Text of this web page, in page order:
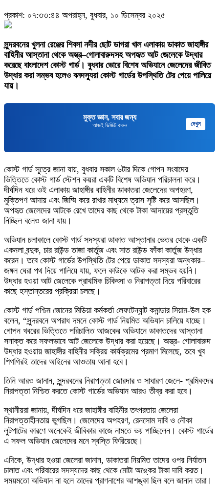
প্রকাশ: ০৭:৩৩:৪৪ অপরাহ্ন, বুধবার, ১০ ডিসেম্বর ২০২৫
সুন্দরবনের খুলনা রেঞ্জের শিবসা নদীর ছোট ডাগরা খাল এলাকায় ডাকাত জাহাঙ্গীর
বাহিনীর আস্তানা থেকে অস্ত্র–গোলাবারুদসহ অপহৃত আট জেলেকে উদ্ধার
করেছে বাংলাদেশ কোস্ট গার্ড। বুধবার ভোরে বিশেষ অভিযানে জেলেদের জীবিত
উদ্ধার করা সম্ভব হলেও বনদস্যুরা কোস্ট গার্ডের উপস্থিতি টের পেয়ে পালিয়ে
যায়।
মুক্ত জ্ঞান, সবার জন্য
আজই ভিজিট করুন দেখুন
কোস্ট গার্ড সূত্রে জানা যায়, বুধবার সকাল ৬টার দিকে গোপন সংবাদের
ভিত্তিতে কোস্ট গার্ড স্টেশন কয়রা একটি বিশেষ অভিযান পরিচালনা করে।
দীর্ঘদিন ধরে ওই এলাকায় জাহাঙ্গীর বাহিনীর ডাকাতরা জেলেদের অপহরণ,
মুক্তিপণ আদায় এবং জিম্মি করে রাখার মাধ্যমে ত্রাস সৃষ্টি করে আসছিল।
অপহৃত জেলেদের আটকে রেখে তাদের কাছ থেকে টাকা আদায়ের প্রস্তুতি
নিচ্ছিল বলেও জানা যায়।
অভিযান চলাকালে কোস্ট গার্ড সদস্যরা ডাকাত আস্তানার ভেতর থেকে একটি
একনলা বন্দুক, চার রাউন্ড তাজা কার্তুজ এবং সাত রাউন্ড ফাঁকা কার্তুজ উদ্ধার
করেন। তবে কোস্ট গার্ডের উপস্থিতি টের পেয়ে ডাকাত সদস্যরা অন্ধকার–
জঙ্গল ঘেরা পথ দিয়ে পালিয়ে যায়, ফলে কাউকে আটক করা সম্ভব হয়নি।
উদ্ধার হওয়া আট জেলেকে প্রাথমিক চিকিৎসা ও নিরাপত্তা দিয়ে পরিবারের
কাছে হস্তান্তরের প্রক্রিয়া চলছে।
কোস্ট গার্ড পশ্চিম জোনের মিডিয়া কর্মকর্তা লেফটেন্যান্ট কমান্ডার সিয়াম-উল হক
বলেন, “সুন্দরবনে অপরাধ দমনে কোস্ট গার্ড নিয়মিত অভিযান চালিয়ে যাচ্ছে।
গোপন খবরের ভিত্তিতে পরিচালিত আজকের অভিযানে ডাকাতদের আস্তানা
সনাক্ত করে সফলভাবে আট জেলেকে উদ্ধার করা হয়েছে। অস্ত্র- গোলাবারুদ
উদ্ধার হওয়ায় জাহাঙ্গীর বাহিনীর সক্রিয় কার্যক্রমের প্রমাণ মিলেছে, তবে খুব
শিগগিরই তাদের আইনের আওতায় আনা হবে।
তিনি আরও জানান, সুন্দরবনের নিরাপত্তা জোরদার ও সাধারণ জেলে- শ্রমিকদের
নিরাপত্তা নিশ্চিত করতে কোস্ট গার্ডের অভিযান আরও তীব্র করা হবে।
স্থানীয়রা জানায়, দীর্ঘদিন ধরে জাহাঙ্গীর বাহিনীর তৎপরতায় জেলেরা
নিরাপত্তাহীনতায় ভুগছিল। জেলেদের অপহরণ, রেনসোম দাবি ও নৌকা
লুটপাটের কারণে অনেকেই জীবিকার কাজে নামতে ভয় পাচ্ছিলেন। কোস্ট গার্ডের
এ সফল অভিযান জেলেদের মনে স্বস্তি ফিরিয়েছে।
এদিকে, উদ্ধার হওয়া জেলেরা জানান, ডাকাতরা নিয়মিত তাদের ওপর নির্যাতন
চালাত এবং পরিবারের সদস্যদের কাছ থেকে মোটা অঙ্কের টাকা দাবি করত।
সময়মতো অভিযান না হলে তাদের প্রাণনাশের আশঙ্কা ছিল বলে জানান তারা।